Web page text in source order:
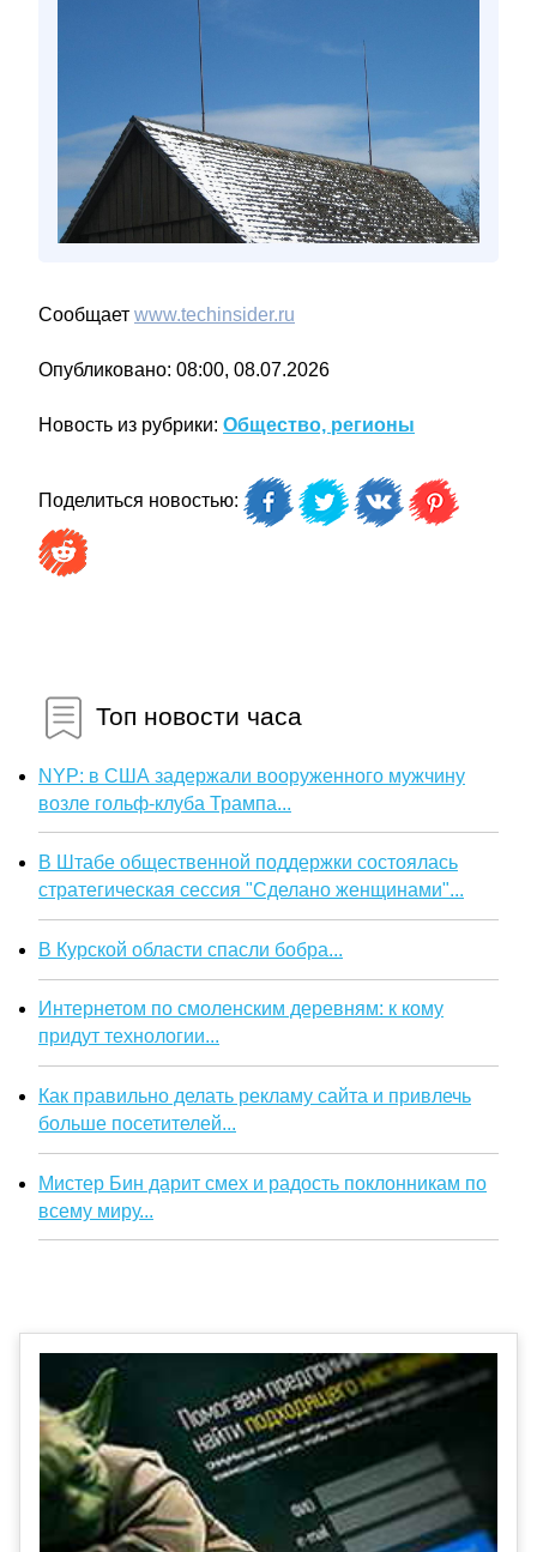
Сообщает www.techinsider.ru
Опубликовано: 08:00, 08.07.2026
Новость из рубрики: Общество, регионы
Поделиться новостью:
Топ новости часа
NYP: в США задержали вооруженного мужчину
возле гольф-клуба Трампа...
В Штабе общественной поддержки состоялась
стратегическая сессия "Сделано женщинами"...
В Курской области спасли бобра...
Интернетом по смоленским деревням: к кому
придут технологии...
Как правильно делать рекламу сайта и привлечь
больше посетителей...
Мистер Бин дарит смех и радость поклонникам по
всему миру...